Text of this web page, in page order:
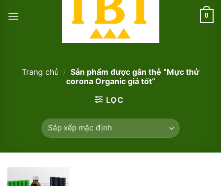
0
Trang chủ / Sản phẩm được gắn thẻ “Mực thử
corona Organic giá tốt”
LỌC